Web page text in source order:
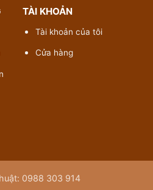
TÀI KHOẢN
Tài khoản của tôi
Cửa hàng
0988 303 914